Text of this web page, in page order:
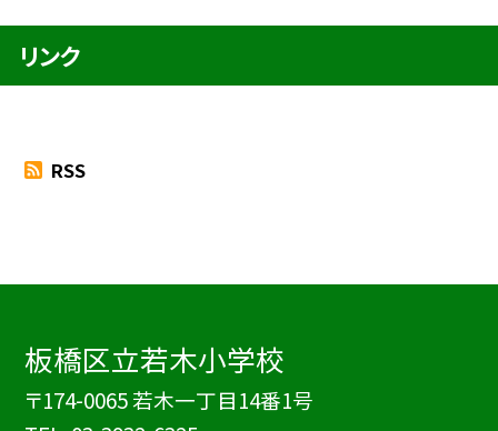
リンク
RSS
板橋区立若木小学校
〒174-0065 若木一丁目14番1号